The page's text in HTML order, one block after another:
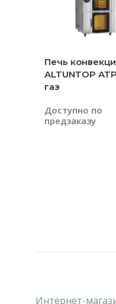
Печь
ALTUNTOP
газ
Доступно по
предзаказу
Интернет-